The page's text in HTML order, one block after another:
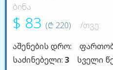
ბინა
$ 83 (₾ 220)
/თვე
აშენების დრო:
საძინებელი: 3 სველი